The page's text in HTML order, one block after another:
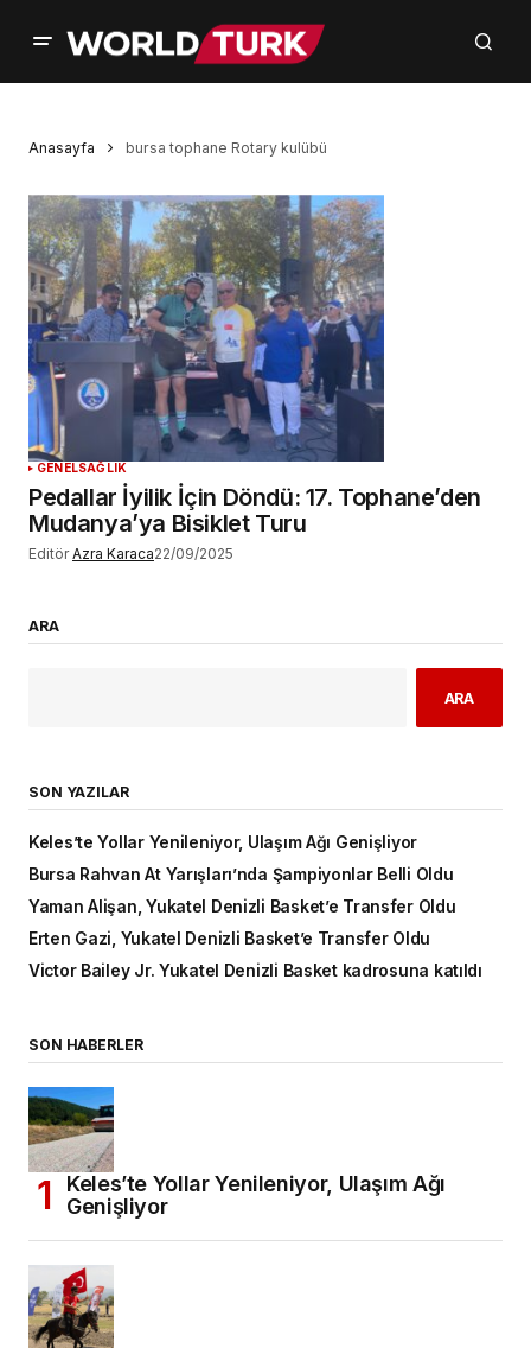
Anasayfa bursa tophane Rotary kulübü
GENELSAĞLIK
Pedallar İyilik İçin Döndü: 17. Tophane’den
Mudanya’ya Bisiklet Turu
Editör Azra Karaca22/09/2025
ARA
ARA
SON YAZILAR
Keles’te Yollar Yenileniyor, Ulaşım Ağı Genişliyor
Bursa Rahvan At Yarışları’nda Şampiyonlar Belli Oldu
Yaman Alişan, Yukatel Denizli Basket’e Transfer Oldu
Erten Gazi, Yukatel Denizli Basket’e Transfer Oldu
Victor Bailey Jr. Yukatel Denizli Basket kadrosuna katıldı
SON HABERLER
Keles’te Yollar Yenileniyor, Ulaşım Ağı
Genişliyor